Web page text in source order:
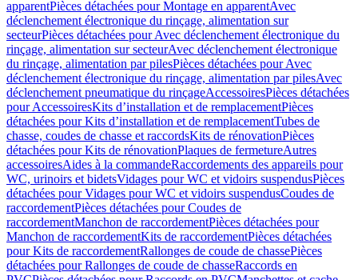
apparentPièces détachées pour Montage en apparentAvec
déclenchement électronique du rinçage, alimentation sur
secteurPièces détachées pour Avec déclenchement électronique du
rinçage, alimentation sur secteurAvec déclenchement électronique
du rinçage, alimentation par pilesPièces détachées pour Avec
déclenchement électronique du rinçage, alimentation par pilesAvec
déclenchement pneumatique du rinçageAccessoiresPièces détachées
pour AccessoiresKits d’installation et de remplacementPièces
détachées pour Kits d’installation et de remplacementTubes de
chasse, coudes de chasse et raccordsKits de rénovationPièces
détachées pour Kits de rénovationPlaques de fermetureAutres
accessoiresAides à la commandeRaccordements des appareils pour
WC, urinoirs et bidetsVidages pour WC et vidoirs suspendusPièces
détachées pour Vidages pour WC et vidoirs suspendusCoudes de
raccordementPièces détachées pour Coudes de
raccordementManchon de raccordementPièces détachées pour
Manchon de raccordementKits de raccordementPièces détachées
pour Kits de raccordementRallonges de coude de chassePièces
détachées pour Rallonges de coude de chasseRaccords en